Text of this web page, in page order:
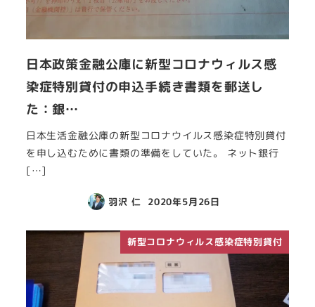
日本政策金融公庫に新型コロナウィルス感
染症特別貸付の申込手続き書類を郵送し
た：銀…
日本生活金融公庫の新型コロナウイルス感染症特別貸付
を申し込むために書類の準備をしていた。 ネット銀行
[…]
羽沢 仁 2020年5月26日
新型コロナウィルス感染症特別貸付